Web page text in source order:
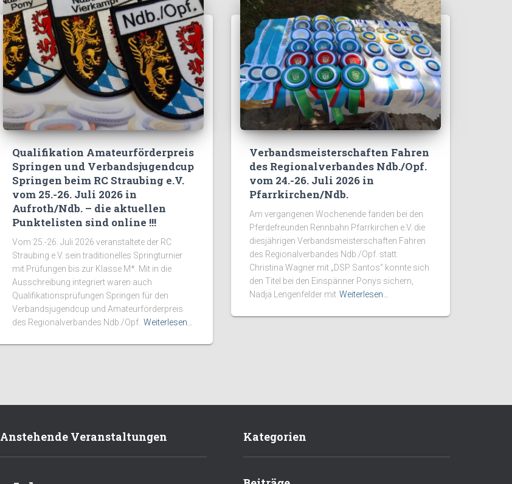
Qualifikation Amateurförderpreis
Springen und Verbandsjugendcup
Springen beim RC Straubing e.V.
vom 25.-26. Juli 2026 in
Aufroth/Ndb. – die aktuellen
Punktelisten sind online !!!
Vom 25.-26. Juli 2026 veranstaltete der RC
Straubing e.V. sein traditionelles Springturnier
mit Prüfungen bis zur Klasse M*. Mit in die
Ausschreibung integriert waren auch
Qualifikationsprüfungen Springen für den
Verbandsjugendcup und Amateurförderpreis
des Regionalverbandes Ndb./Opf. Weiterlesen…
Verbandsmeisterschaften Fahren
des Regionalverbandes Ndb./Opf.
vom 24.-26. Juli 2026 in
Pfarrkirchen/Ndb.
Am vergangenen Wochenende fanden bei den
Pferdefreunden Rennbahn Pfarrkirchen e.V. die
diesjährigen Verbandsmeisterschaften Fahren
des Regionalverbandes Ndb./Opf. statt.
Christina Wagner mit „DSP Santos“ konnte sich
den Titel bei den Einspänner Ponys sichern,
Nadja Lengenfelder mit Weiterlesen…
Anstehende Veranstaltungen Kategorien